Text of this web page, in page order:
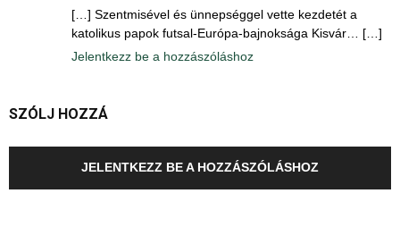
[…] Szentmisével és ünnepséggel vette kezdetét a
katolikus papok futsal-Európa-bajnoksága Kisvár… […]
Jelentkezz be a hozzászóláshoz
SZÓLJ HOZZÁ
JELENTKEZZ BE A HOZZÁSZÓLÁSHOZ